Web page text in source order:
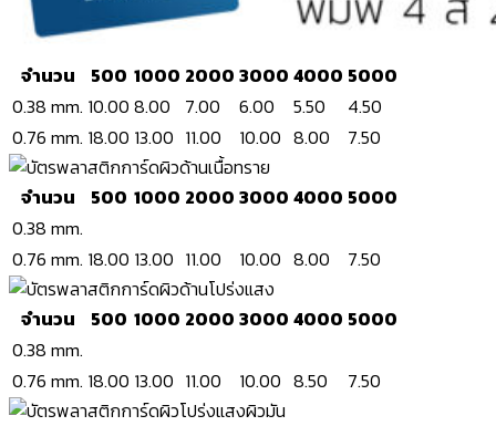
จำนวน 500 1000 2000 3000 4000 5000
0.38 mm. 10.00 8.00 7.00 6.00 5.50
4.50
0.76 mm. 18.00 13.00 11.00 10.00 8.00 7.50
จำนวน 500 1000 2000 3000 4000 5000
0.38 mm.
0.76 mm. 18.00 13.00 11.00 10.00 8.00 7.50
จำนวน 500 1000 2000 3000 4000 5000
0.38 mm.
0.76 mm. 18.00 13.00 11.00 10.00 8.50 7.50